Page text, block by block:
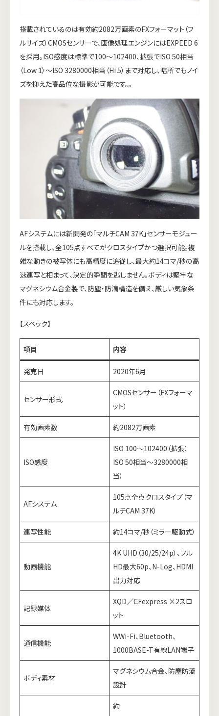
搭載されているのは有効約2082万画素のFXフォーマット（フ
ルサイズ）CMOSセンサーで、画像処理エンジンにはEXPEED 6
を採用。ISO感度は標準で100～102400、拡張でISO 50相当
（Low 1）～ISO 3280000相当（Hi 5）まで対応し、暗所でもノイ
ズを抑えた高品位な撮影が可能です。。
AFシステムには新開発の「マルチCAM 37K」センサーモジュー
ルを搭載し、全105点すべてがクロスタイプかつ選択可能。複
雑な動きの被写体にも高精度に追従し、最大約14コマ/秒の高
速連写と相まって、決定的瞬間を逃しません。ボディは堅牢な
マグネシウム合金製で、防塵・防滴構造を備え、厳しい気象条
件にも対応します。
【スペック】
項目 内容
発売日 2020年6月
センサー形式
CMOSセンサー（FXフォーマ
ット）
有効画素数 約2082万画素
ISO感度
ISO 100～102400（拡張：
ISO 50相当～3280000相
当）
AFシステム
105点全点クロスタイプ（マ
ルチCAM 37K）
連写性能 約14コマ/秒（ミラー駆動式）
動画機能
4K UHD（30/25/24p）、フル
HD最大60p、N-Log、HDMI
出力対応
記録媒体
XQD／CFexpress ×2スロ
ット
通信機能
WWi-Fi、Bluetooth、
1000BASE-T有線LAN端子
ボディ素材
マグネシウム合金、防塵防滴
設計
約